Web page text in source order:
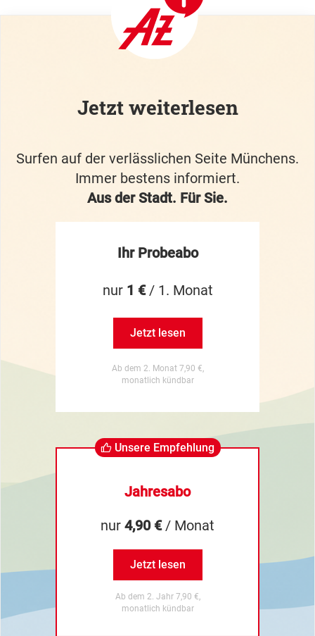
Jetzt weiterlesen
Surfen auf der verlässlichen Seite Münchens.
Immer bestens informiert.
Aus der Stadt. Für Sie.
Ihr Probeabo
nur 1 €/ 1. Monat
Jetzt lesen
Ab dem 2. Monat 7,90 €,
monatlich kündbar
Unsere Empfehlung
Jahresabo
nur 4,90 €/ Monat
Jetzt lesen
Ab dem 2. Jahr 7,90 €,
monatlich kündbar